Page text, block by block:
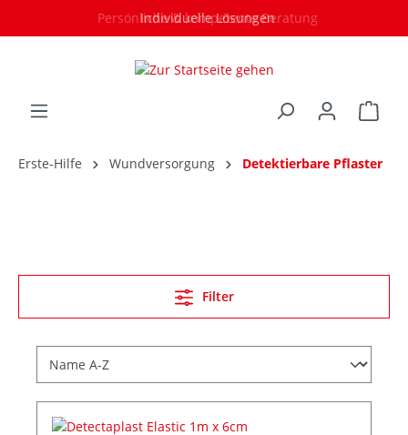
Persönliche & kompetente Beratung
Individuelle Lösungen
Erste-Hilfe Wundversorgung Detektierbare Pflaster
Filter